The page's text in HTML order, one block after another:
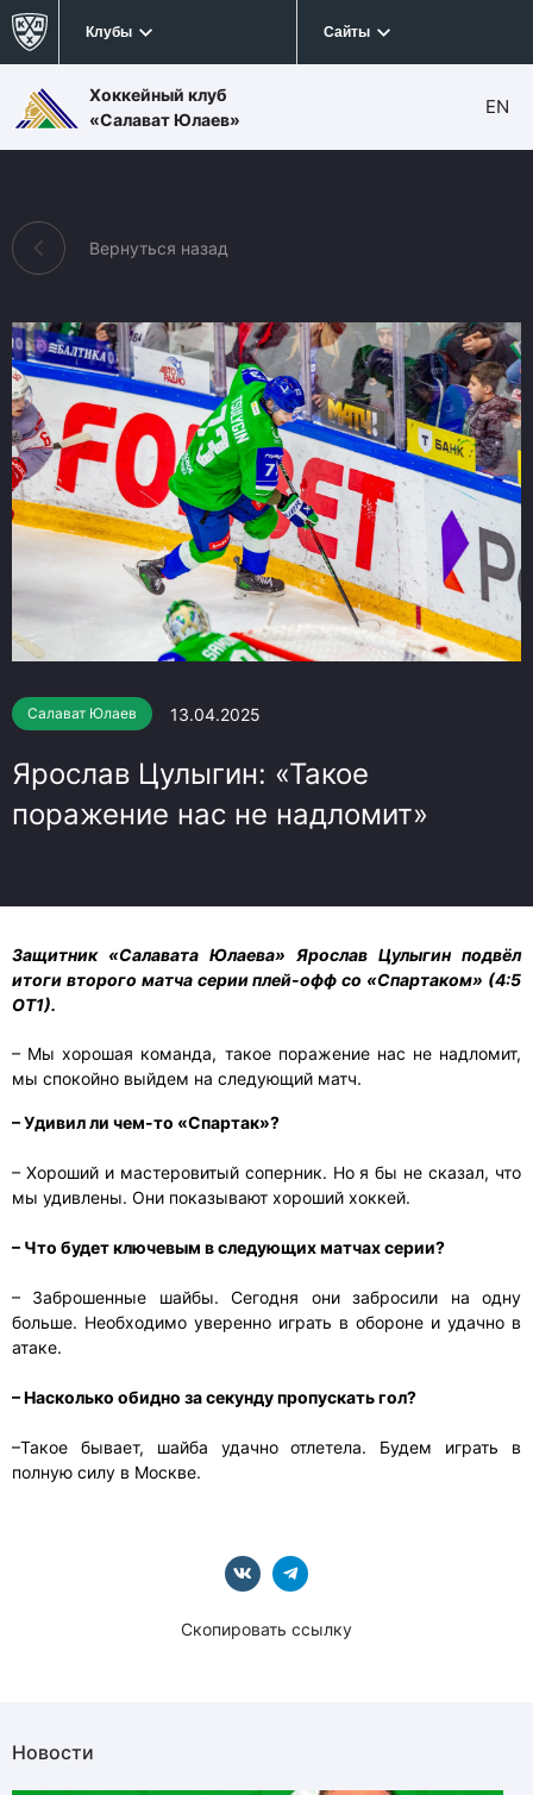
Клубы Сайты
Хоккейный клуб
«Салават Юлаев»
EN
Вернуться назад
Салават Юлаев 13.04.2025
Ярослав Цулыгин: «Такое
поражение нас не надломит»
Защитник «Салавата Юлаева» Ярослав Цулыгин подвёл
итоги второго матча серии плей-офф со «Спартаком» (4:5
ОТ1).
– Мы хорошая команда, такое поражение нас не надломит,
мы спокойно выйдем на следующий матч.
– Удивил ли чем-то «Спартак»?
– Хороший и мастеровитый соперник. Но я бы не сказал, что
мы удивлены. Они показывают хороший хоккей.
– Что будет ключевым в следующих матчах серии?
– Заброшенные шайбы. Сегодня они забросили на одну
больше. Необходимо уверенно играть в обороне и удачно в
атаке.
– Насколько обидно за секунду пропускать гол?
–Такое бывает, шайба удачно отлетела. Будем играть в
полную силу в Москве.
Скопировать ссылку
Новости